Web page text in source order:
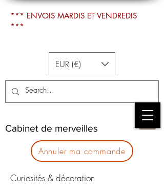
Cabinet de merveilles
*** ENVOIS MARDIS ET VENDREDIS
***
EUR (€)
Annuler ma commande
Curiosités & décoration